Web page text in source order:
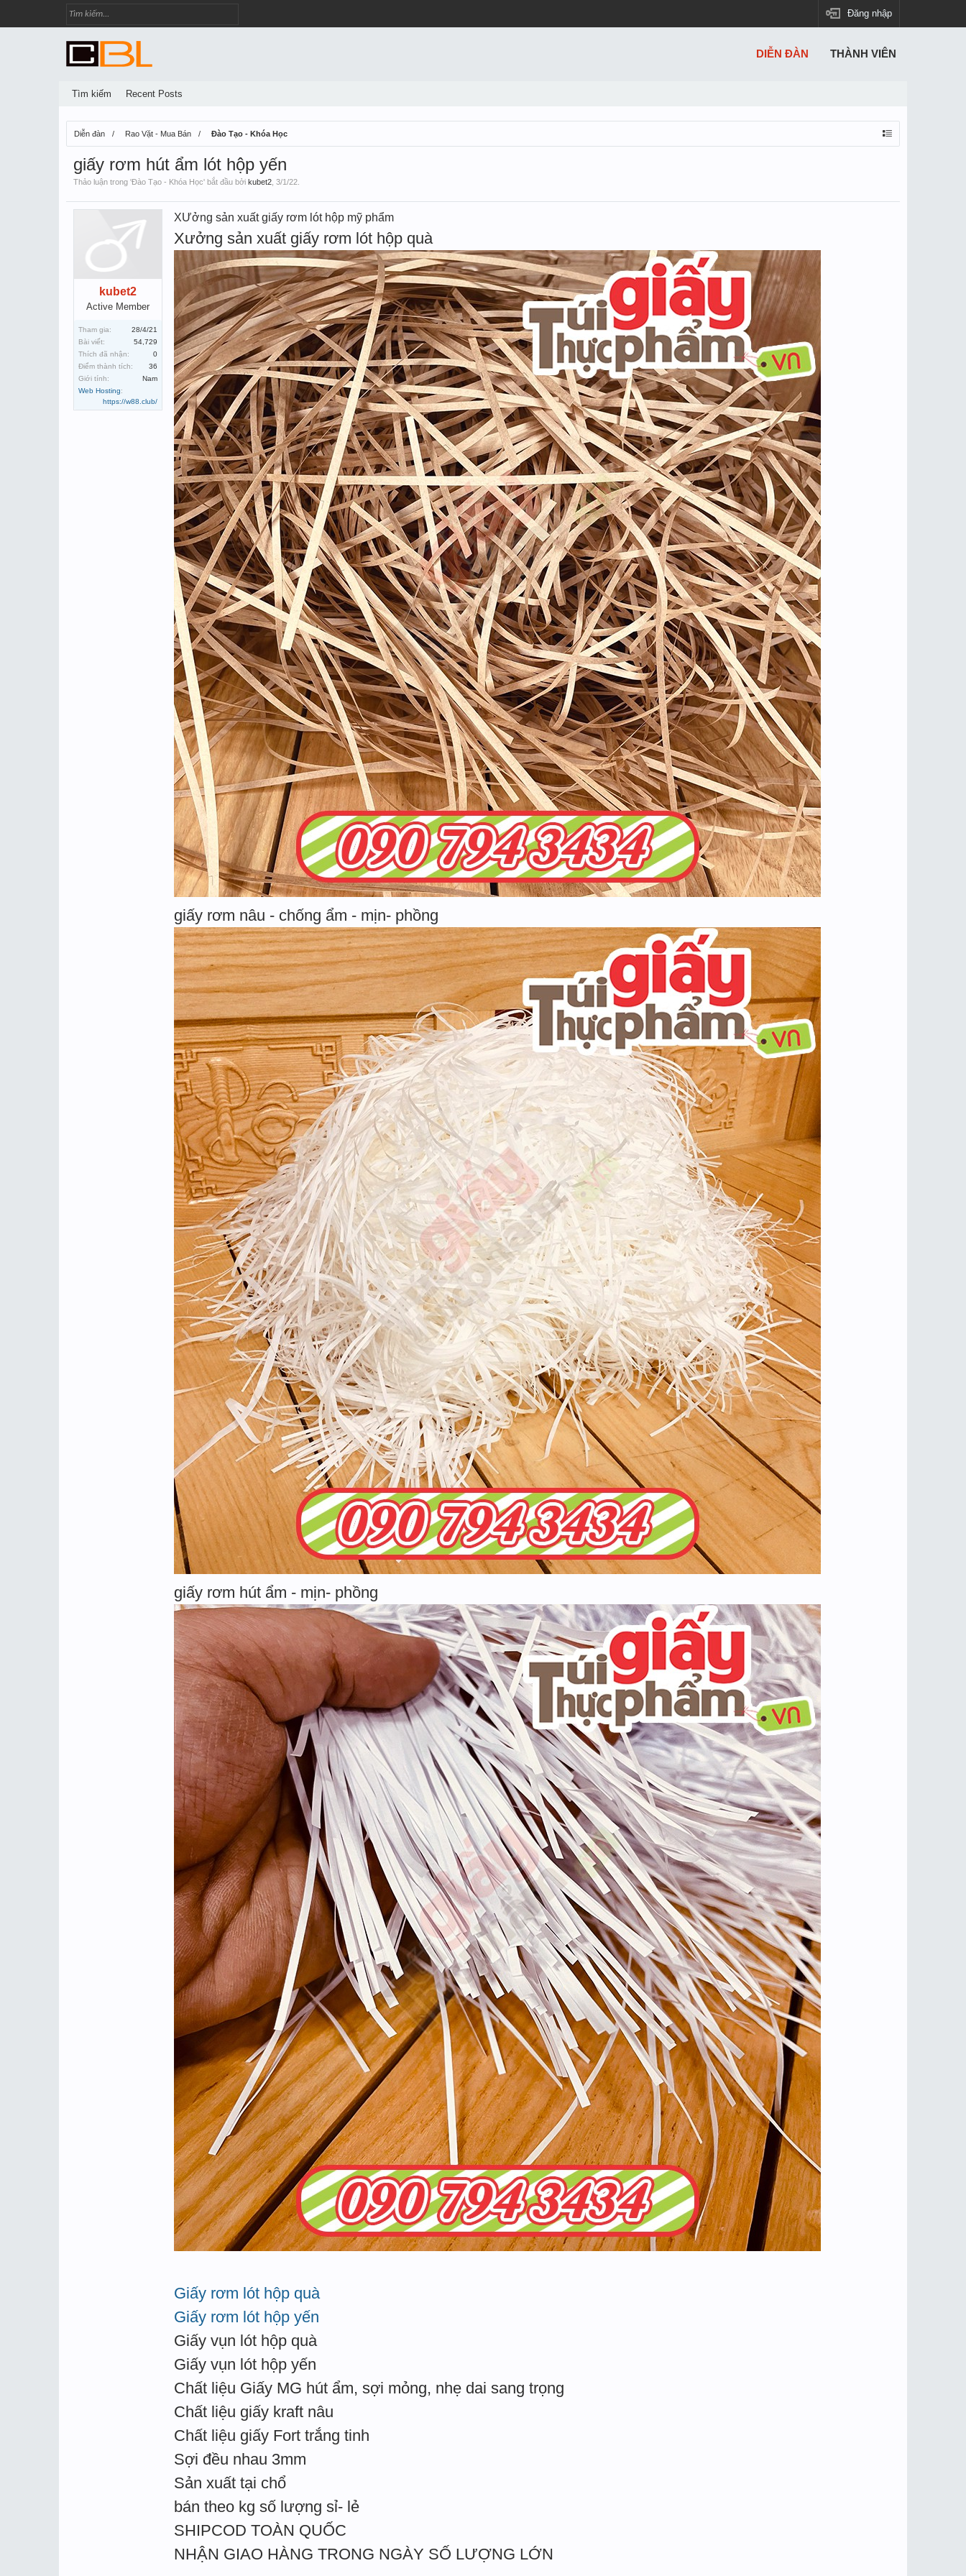
Đăng nhập
Diễn đàn Rao Vặt - Mua Bán Đào Tạo - Khóa Học
giấy rơm hút ẩm lót hộp yến
Thảo luận trong 'Đào Tạo - Khóa Học' bắt đầu bởi kubet2 3/1/22
kubet2
Active Member
Tham gia:
28/4/21
Bài viết:
54,729
Thích đã nhận:
0
Điểm thành tích:
36
Giới tính:
Nam
Web Hosting:
https://w88.club/
XƯởng sản xuất giấy rơm lót hộp mỹ phẩm
Xưởng sản xuất giấy rơm lót hộp quà
giấy rơm nâu - chống ẩm - mịn- phồng
giấy rơm hút ẩm - mịn- phồng
Giấy rơm lót hộp quà
Giấy rơm lót hộp yến
Giấy vụn lót hộp quà
Giấy vụn lót hộp yến
Chất liệu Giấy MG hút ẩm, sợi mỏng, nhẹ dai sang trọng
Chất liệu giấy kraft nâu
Chất liệu giấy Fort trắng tinh
Sợi đều nhau 3mm
Sản xuất tại chổ
bán theo kg số lượng sỉ- lẻ
SHIPCOD TOÀN QUỐC
NHẬN GIAO HÀNG TRONG NGÀY SỐ LƯỢNG LỚN
DIỄN ĐÀN
Tìm kiếm Recent Posts
THÀNH VIÊN